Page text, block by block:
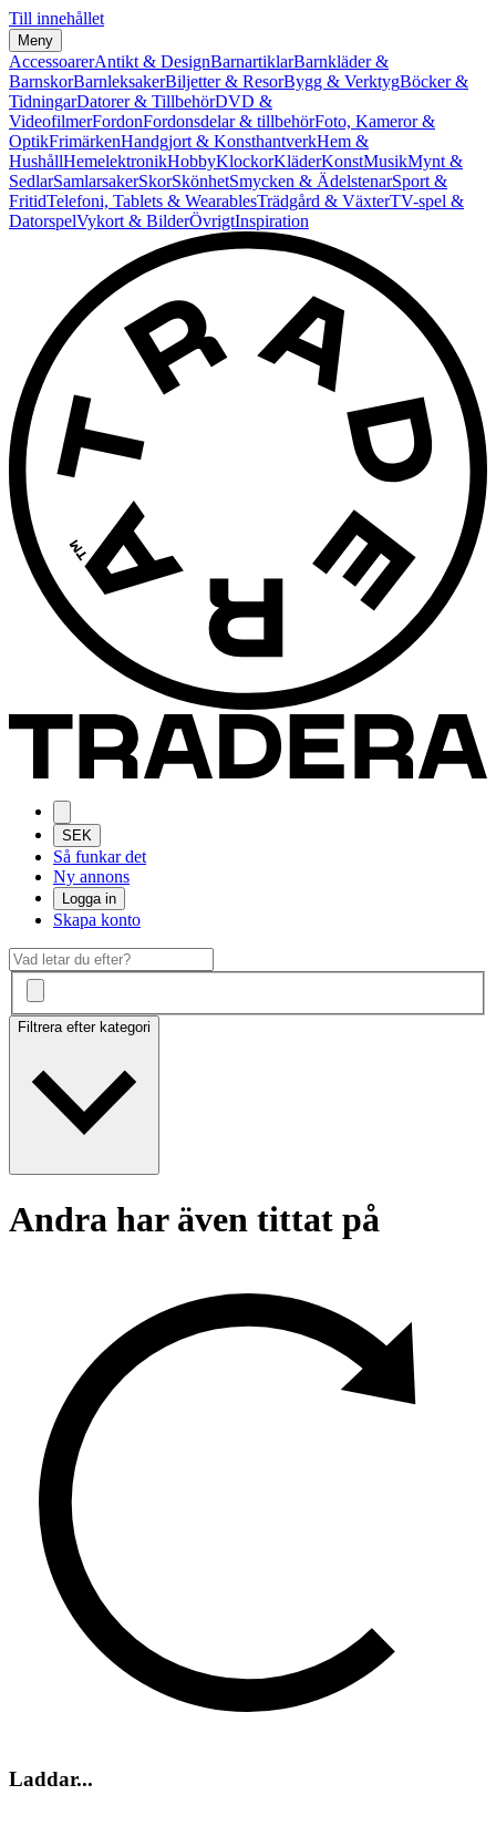
Till innehållet
Meny
AccessoarerAntikt & DesignBarnartiklarBarnkläder &
BarnskorBarnleksakerBiljetter & ResorBygg & VerktygBöcker &
TidningarDatorer & TillbehörDVD &
VideofilmerFordonFordonsdelar & tillbehörFoto, Kameror &
OptikFrimärkenHandgjort & KonsthantverkHem &
HushållHemelektronikHobbyKlockorKläderKonstMusikMynt &
SedlarSamlarsakerSkorSkönhetSmycken & ÄdelstenarSport &
FritidTelefoni, Tablets & WearablesTrädgård & VäxterTV-spel &
DatorspelVykort & BilderÖvrigtInspiration
SEK
Så funkar det
Ny annons
Logga in
Skapa konto
Filtrera efter kategori
Andra har även tittat på
Laddar...